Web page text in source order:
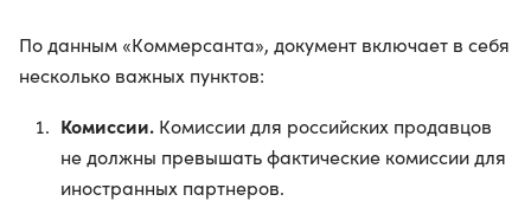
По данным «Коммерсанта», документ включает в себя
несколько важных пунктов:
Комиссии. Комиссии для российских продавцов
не должны превышать фактические комиссии для
иностранных партнеров.